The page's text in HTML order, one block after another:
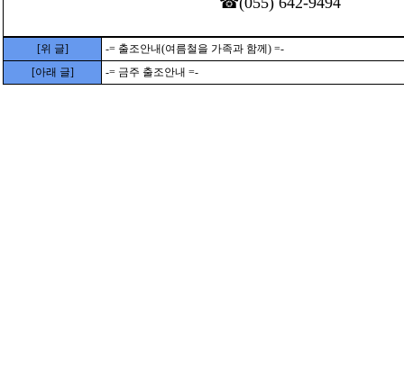
[위 글]
-= 출조안내(여름철을 가족과 함께) =-
[아래 글]
-= 금주 출조안내 =-